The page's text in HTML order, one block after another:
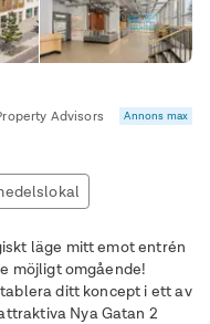
Advisors Annons max
läge mitt emot entrén
möjligt omgående!
ditt koncept i ett av
Nya Gatan 2